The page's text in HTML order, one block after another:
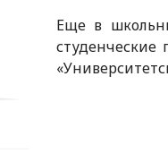
Еще в
студенческие